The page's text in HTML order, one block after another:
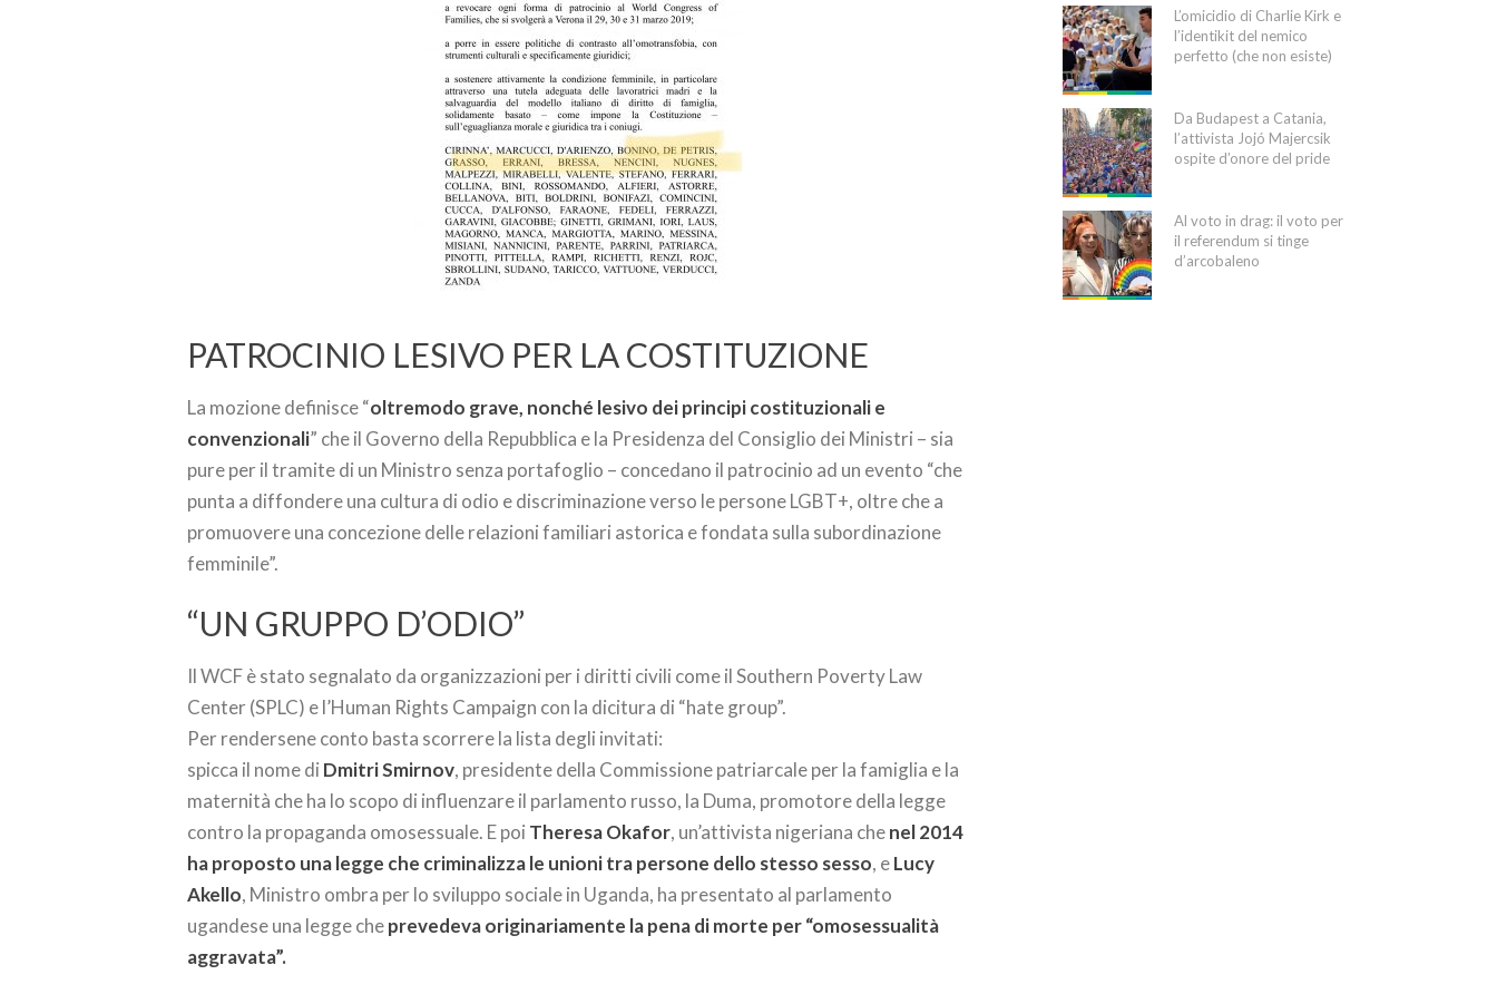
PATROCINIO LESIVO PER LA COSTITUZIONE
La mozione definisce “oltremodo grave, nonché lesivo dei principi costituzionali e
convenzionali” che il Governo della Repubblica e la Presidenza del Consiglio dei Ministri – sia
pure per il tramite di un Ministro senza portafoglio – concedano il patrocinio ad un evento “che
punta a diffondere una cultura di odio e discriminazione verso le persone LGBT+, oltre che a
promuovere una concezione delle relazioni familiari astorica e fondata sulla subordinazione
femminile”.
“UN GRUPPO D’ODIO”
Il WCF è stato segnalato da organizzazioni per i diritti civili come il Southern Poverty Law
Center (SPLC) e l’Human Rights Campaign con la dicitura di “hate group”.
Per rendersene conto basta scorrere la lista degli invitati:
spicca il nome di Dmitri Smirnov, presidente della Commissione patriarcale per la famiglia e la
maternità che ha lo scopo di influenzare il parlamento russo, la Duma, promotore della legge
contro la propaganda omosessuale. E poi Theresa Okafor, un’attivista nigeriana chenel 2014
ha proposto una legge che criminalizza le unioni tra persone dello stesso sesso, eLucy
Akello, Ministro ombra per lo sviluppo sociale in Uganda, ha presentato al parlamento
ugandese una legge cheprevedeva originariamente la pena di morte per “omosessualità
aggravata”.
L’omicidio di Charlie Kirk e
l’identikit del nemico
perfetto (che non esiste)
Da Budapest a Catania,
l’attivista Jojó Majercsik
ospite d’onore del pride
Al voto in drag: il voto per
il referendum si tinge
d’arcobaleno